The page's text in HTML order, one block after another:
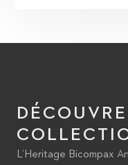
L’Heritage Bicompax